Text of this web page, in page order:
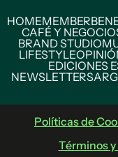
HOMEMEMBER
CAFÉ Y
BRAND STUDIO
LIFESTYLE
EDICIONES
NEWSLETTERS
Políticas de
Términos